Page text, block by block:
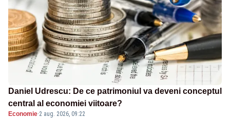
Daniel Udrescu: De ce patrimoniul va deveni conceptul
central al economiei viitoare?
Economie·2 aug. 2026, 09:22